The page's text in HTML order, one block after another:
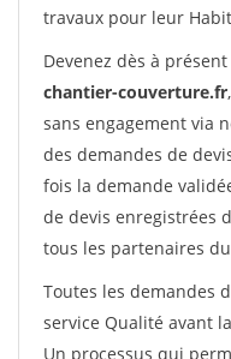
travaux pour leur
Devenez dès à
chantier-couverture.fr
sans engagement via
des demandes de
fois la demande
de devis enregistrées
tous les partenaires
Toutes les demandes
service Qualité avant
Un processus qui